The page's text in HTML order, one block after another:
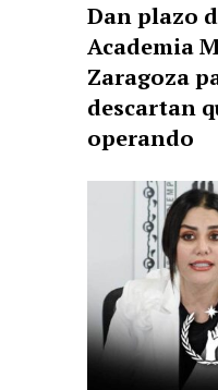
Dan plazo
Academia
Zaragoza
descartan
operando